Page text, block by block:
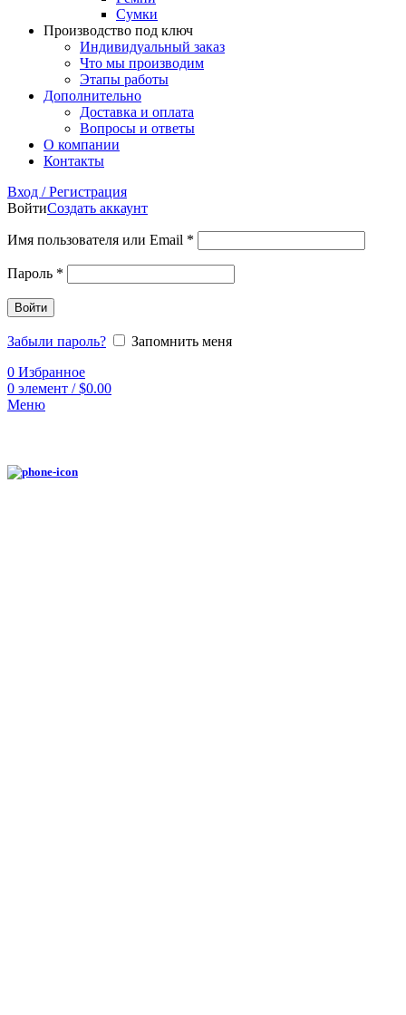
Сумки
Производство под ключ
Индивидуальный заказ
Что мы производим
Этапы работы
Дополнительно
Доставка и оплата
Вопросы и ответы
О компании
Контакты
Вход / Регистрация
ВойтиСоздать аккаунт
Имя пользователя или Email *
Пароль *
Войти
Забыли пароль?
Запомнить меня
0 Избранное
0 элемент / $0.00
Меню